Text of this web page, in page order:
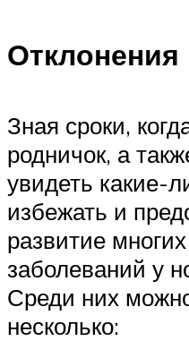
Отклонения
Зная сроки,
родничок, а
увидеть какие-
избежать и
развитие
заболеваний у
Среди них
несколько: